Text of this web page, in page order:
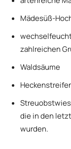
Mädesüß-
zahlreichen
Waldsäume
die in den
wurden.